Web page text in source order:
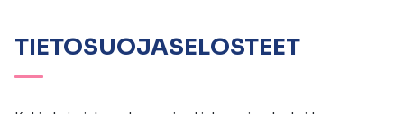
TIETOSUOJASELOSTEET